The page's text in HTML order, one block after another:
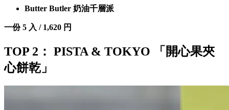
Butter Butler 奶油千層派
一份 5 入 / 1,620 円
TOP 2： PISTA & TOKYO 「開心果夾
心餅乾」